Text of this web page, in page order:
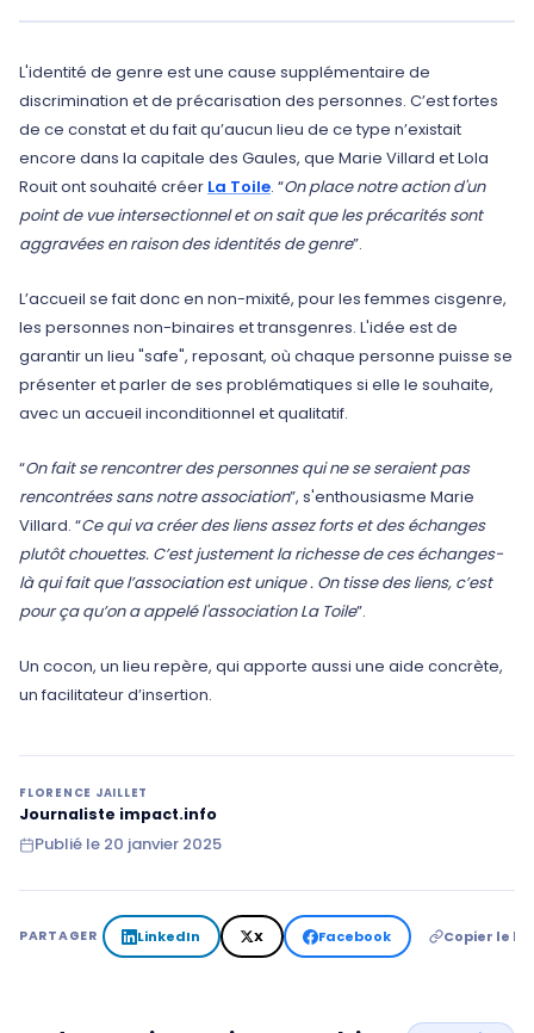
L'identité de genre est une cause supplémentaire de
discrimination et de précarisation des personnes. C’est fortes
de ce constat et du fait qu’aucun lieu de ce type n’existait
encore dans la capitale des Gaules, que Marie Villard et Lola
Rouit ont souhaité créer La Toile. “On place notre action d'un
point de vue intersectionnel et on sait que les précarités sont
aggravées en raison des identités de genre”.
L’accueil se fait donc en non-mixité, pour les femmes cisgenre,
les personnes non-binaires et transgenres. L'idée est de
garantir un lieu "safe", reposant, où chaque personne puisse se
présenter et parler de ses problématiques si elle le souhaite,
avec un accueil inconditionnel et qualitatif.
“On fait se rencontrer des personnes qui ne se seraient pas
rencontrées sans notre association”, s'enthousiasme Marie
Villard. “Ce qui va créer des liens assez forts et des échanges
plutôt chouettes. C’est justement la richesse de ces échanges-
là qui fait que l’association est unique . On tisse des liens, c’est
pour ça qu’on a appelé l'association La Toile”.
Un cocon, un lieu repère, qui apporte aussi une aide concrète,
un facilitateur d’insertion.
FLORENCE JAILLET
Journaliste impact.info
Publié le 20 janvier 2025
PARTAGER LinkedIn X Facebook Copier le